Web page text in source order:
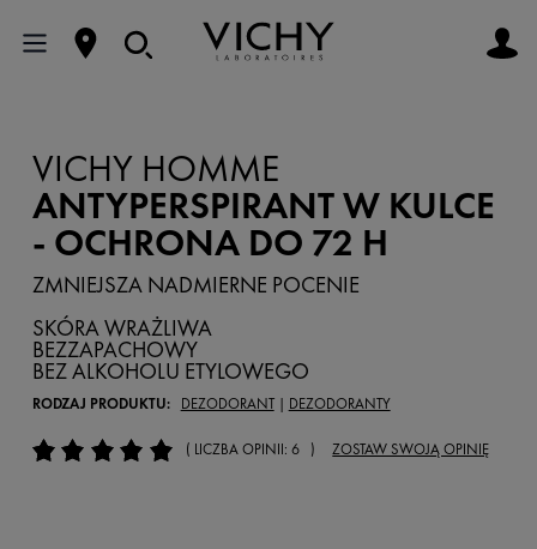
VICHY HOMME
ANTYPERSPIRANT W KULCE
- OCHRONA DO 72 H
ZMNIEJSZA NADMIERNE POCENIE
SKÓRA WRAŻLIWA
BEZZAPACHOWY
BEZ ALKOHOLU ETYLOWEGO
RODZAJ PRODUKTU: DEZODORANT| DEZODORANTY
( LICZBA OPINII: 6 ) ZOSTAW SWOJĄ OPINIĘ